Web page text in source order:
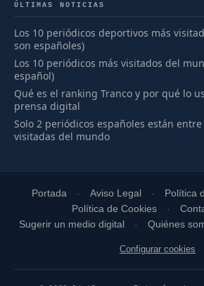
ÚLTIMAS NOTICIAS
Los 10 periódicos deportivos más
son españoles)
Los 10 periódicos más visitados del
español)
Qué es el ranking Tranco y por qué lo
prensa digital
Solo 2 periódicos españoles están
visitadas del mundo
Portada Aviso Legal
Política
Política de Cookies
Sugerir un medio digital
Quiénes
Configurar cookies